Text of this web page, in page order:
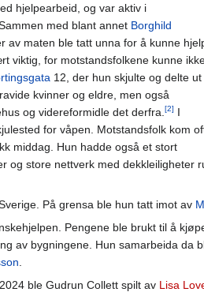
hjelpearbeid, og var aktiv i
med blant annet Borghild
av maten ble tatt unna for å kunne
viktig, for motstandsfolkene kunne
12, der hun skjulte og delte ut
kvinner og eldre, men også
og videreformidle det derfra. [2] I
for våpen. Motstandsfolk kom
middag. Hun hadde også et stort
og store nettverk med dekkleiligheter
På grensa ble hun tatt imot av
Pengene ble brukt til å
av bygningene. Hun samarbeida da
ble Gudrun Collett spilt av Lisa